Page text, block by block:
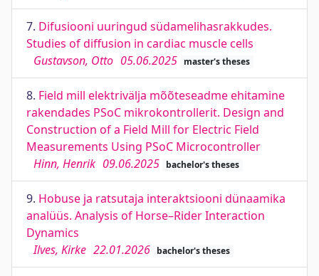
7. Difusiooni uuringud südamelihasrakkudes.
Studies of diffusion in cardiac muscle cells
Gustavson, Otto 05.06.2025 master's theses
8. Field mill elektrivälja mõõteseadme ehitamine
rakendades PSoC mikrokontrollerit. Design and
Construction of a Field Mill for Electric Field
Measurements Using PSoC Microcontroller
Hinn, Henrik 09.06.2025 bachelor's theses
9. Hobuse ja ratsutaja interaktsiooni dünaamika
analüüs. Analysis of Horse–Rider Interaction
Dynamics
Ilves, Kirke 22.01.2026 bachelor's theses